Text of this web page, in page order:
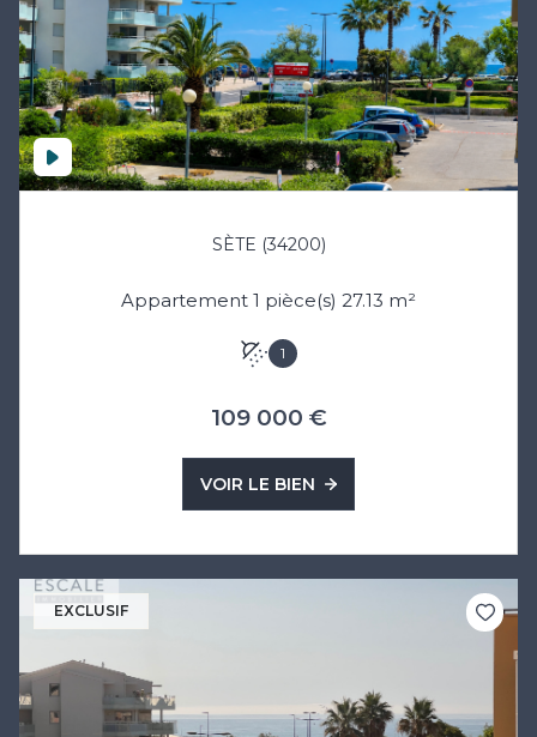
SÈTE (34200)
Appartement 1 pièce(s) 27.13 m²
1
109 000 €
VOIR LE BIEN
EXCLUSIF